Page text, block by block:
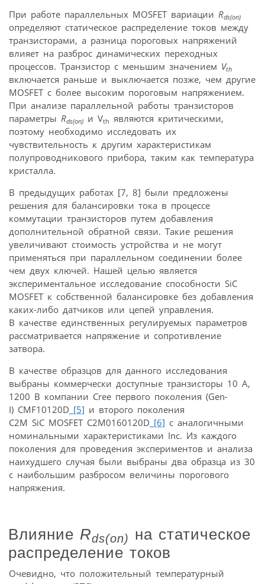
При работе параллельных MOSFET вариации Rds(on)
определяют статическое распределение токов между
транзисторами, а разница пороговых напряжений
влияет на разброс динамических переходных
процессов. Транзистор с меньшим значением Vth
включается раньше и выключается позже, чем другие
MOSFET с более высоким пороговым напряжением.
При анализе параллельной работы транзисторов
параметры Rds(on) и Vth являются критическими,
поэтому необходимо исследовать их
чувствительность к другим характеристикам
полупроводникового прибора, таким как температура
кристалла.
В предыдущих работах [7, 8] были предложены
решения для балансировки тока в процессе
коммутации транзисторов путем добавления
дополнительной обратной связи. Такие решения
увеличивают стоимость устройства и не могут
применяться при параллельном соединении более
чем двух ключей. Нашей целью является
экспериментальное исследование способности SiC
MOSFET к собственной балансировке без добавления
каких-либо датчиков или цепей управления.
В качестве единственных регулируемых параметров
рассматривается напряжение и сопротивление
затвора.
В качестве образцов для данного исследования
выбраны коммерчески доступные транзисторы 10 А,
1200 В компании Cree первого поколения (Gen-
I) CMF10120D [5] и второго поколения
C2M SiC MOSFET C2M0160120D [6] с аналогичными
номинальными характеристиками Inc. Из каждого
поколения для проведения экспериментов и анализа
наихудшего случая были выбраны два образца из 30
с наибольшим разбросом величины порогового
напряжения.
Влияние Rds(on) на статическое
распределение токов
Очевидно, что положительный температурный